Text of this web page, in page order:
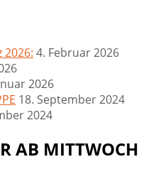
2026: 4. Februar 2026
2026
18. September 2024
2024
AB MITTWOCH